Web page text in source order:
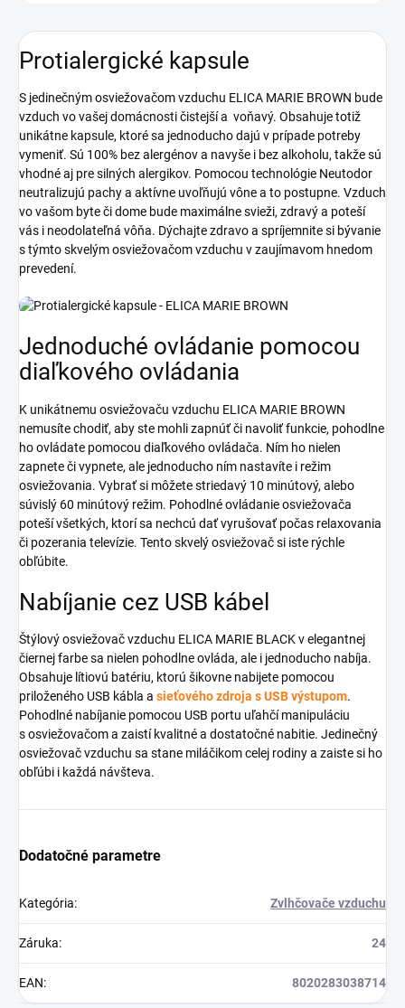
Protialergické kapsule
S jedinečným osviežovačom vzduchu ELICA MARIE BROWN bude
vzduch vo vašej domácnosti čistejší a voňavý. Obsahuje totiž
unikátne kapsule, ktoré sa jednoducho dajú v prípade potreby
vymeniť. Sú 100% bez alergénov a navyše i bez alkoholu, takže sú
vhodné aj pre silných alergikov. Pomocou technológie Neutodor
neutralizujú pachy a aktívne uvoľňujú vône a to postupne. Vzduch
vo vašom byte či dome bude maximálne svieži, zdravý a poteší
vás i neodolateľná vôňa. Dýchajte zdravo a spríjemnite si bývanie
s týmto skvelým osviežovačom vzduchu v zaujímavom hnedom
prevedení.
Jednoduché ovládanie pomocou
diaľkového ovládania
K unikátnemu osviežovaču vzduchu ELICA MARIE BROWN
nemusíte chodiť, aby ste mohli zapnúť či navoliť funkcie, pohodlne
ho ovládate pomocou diaľkového ovládača. Ním ho nielen
zapnete či vypnete, ale jednoducho ním nastavíte i režim
osviežovania. Vybrať si môžete striedavý 10 minútový, alebo
súvislý 60 minútový režim. Pohodlné ovládanie osviežovača
poteší všetkých, ktorí sa nechcú dať vyrušovať počas relaxovania
či pozerania televízie. Tento skvelý osviežovač si iste rýchle
obľúbite.
Nabíjanie cez USB kábel
Štýlový osviežovač vzduchu ELICA MARIE BLACK v elegantnej
čiernej farbe sa nielen pohodlne ovláda, ale i jednoducho nabíja.
Obsahuje lítiovú batériu, ktorú šikovne nabijete pomocou
priloženého USB kábla a sieťového zdroja s USB výstupom.
Pohodlné nabíjanie pomocou USB portu uľahčí manipuláciu
s osviežovačom a zaistí kvalitné a dostatočné nabitie. Jedinečný
osviežovač vzduchu sa stane miláčikom celej rodiny a zaiste si ho
obľúbi i každá návšteva.
Dodatočné parametre
Kategória: Zvlhčovače vzduchu
Záruka: 24
EAN: 8020283038714